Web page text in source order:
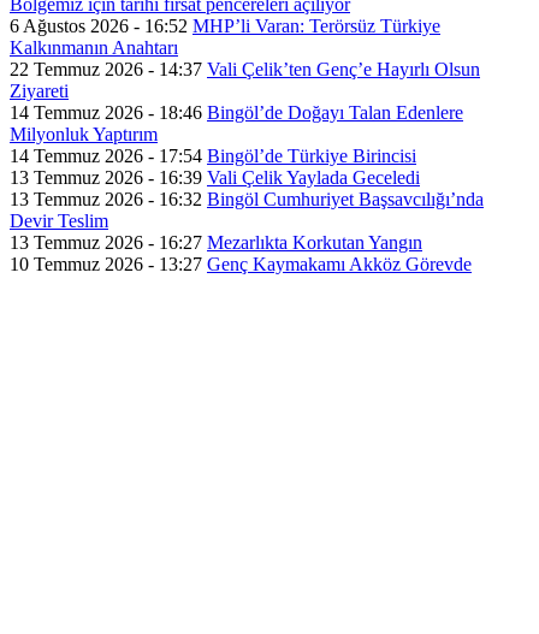
Bölgemiz için tarihi fırsat pencereleri açılıyor
6 Ağustos 2026 - 16:52 MHP’li Varan: Terörsüz Türkiye
Kalkınmanın Anahtarı
22 Temmuz 2026 - 14:37 Vali Çelik’ten Genç’e Hayırlı Olsun
Ziyareti
14 Temmuz 2026 - 18:46 Bingöl’de Doğayı Talan Edenlere
Milyonluk Yaptırım
14 Temmuz 2026 - 17:54 Bingöl’de Türkiye Birincisi
13 Temmuz 2026 - 16:39 Vali Çelik Yaylada Geceledi
13 Temmuz 2026 - 16:32 Bingöl Cumhuriyet Başsavcılığı’nda
Devir Teslim
13 Temmuz 2026 - 16:27 Mezarlıkta Korkutan Yangın
10 Temmuz 2026 - 13:27 Genç Kaymakamı Akköz Görevde